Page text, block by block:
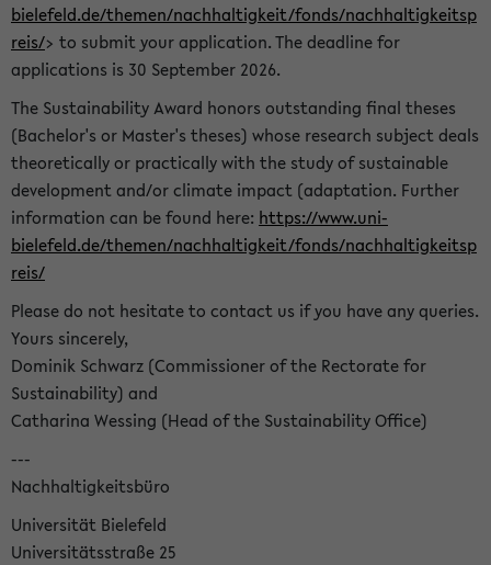
bielefeld.de/themen/nachhaltigkeit/fonds/nachhaltigkeitsp
reis/> to submit your application. The deadline for
applications is 30 September 2026.
The Sustainability Award honors outstanding final theses
(Bachelor's or Master's theses) whose research subject deals
theoretically or practically with the study of sustainable
development and/or climate impact (adaptation. Further
information can be found here: https://www.uni-
bielefeld.de/themen/nachhaltigkeit/fonds/nachhaltigkeitsp
reis/
Please do not hesitate to contact us if you have any queries.
Yours sincerely,
Dominik Schwarz (Commissioner of the Rectorate for
Sustainability) and
Catharina Wessing (Head of the Sustainability Office)
---
Nachhaltigkeitsbüro
Universität Bielefeld
Universitätsstraße 25